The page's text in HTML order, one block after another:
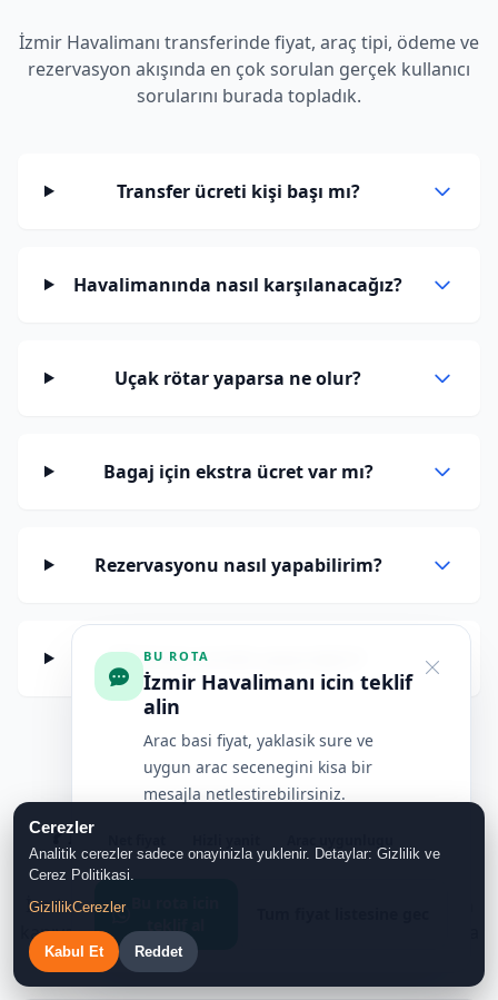
İzmir Havalimanı transferinde fiyat, araç tipi, ödeme ve
rezervasyon akışında en çok sorulan gerçek kullanıcı
sorularını burada topladık.
Transfer ücreti kişi başı mı?
Havalimanında nasıl karşılanacağız?
Uçak rötar yaparsa ne olur?
Bagaj için ekstra ücret var mı?
Rezervasyonu nasıl yapabilirim?
Ödemeyi nerede yapacağım?
❓ İzmir Havalimanı transfer fiyatı ve
rezervasyon soruları
İzmir Havalimanı rotasında fiyat, araç seçimi, kapıdan
kapıya varış ve WhatsApp rezervasyon süreci hakkında
kısa cevaplar
BU ROTA
İzmir Havalimanı icin teklif
alin
Arac basi fiyat, yaklasik sure ve
uygun arac secenegini kisa bir
mesajla netlestirebilirsiniz.
Cerezler
Analitik cerezler sadece onayinizla yuklenir. Detaylar: Gizlilik ve
Cerez Politikasi.
GizlilikCerezler
Kabul Et Reddet